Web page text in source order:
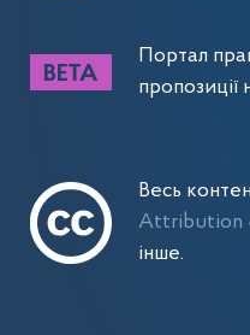
Портал
пропозиції
Весь
Attribution
інше.